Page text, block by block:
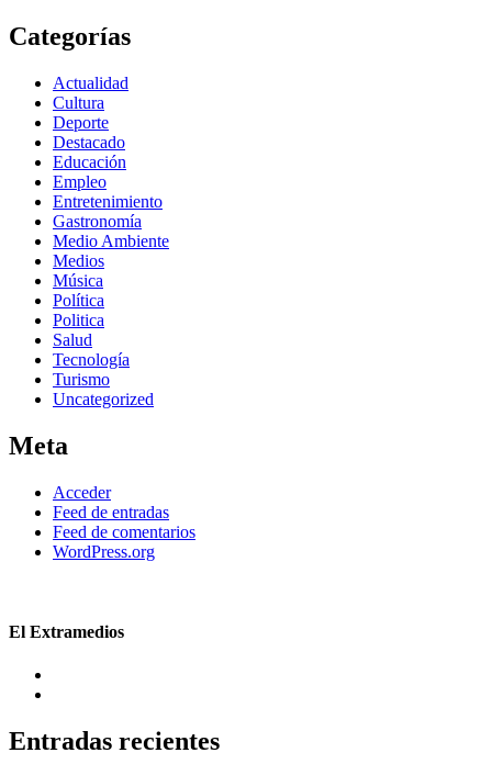
Categorías
Actualidad
Cultura
Deporte
Destacado
Educación
Empleo
Entretenimiento
Gastronomía
Medio Ambiente
Medios
Música
Política
Politica
Salud
Tecnología
Turismo
Uncategorized
Meta
Acceder
Feed de entradas
Feed de comentarios
WordPress.org
El Extramedios
Entradas recientes